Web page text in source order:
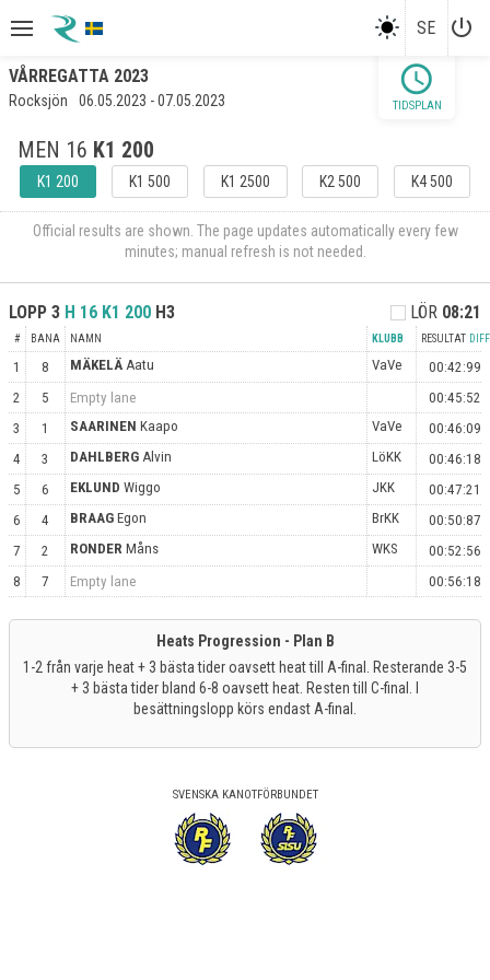
SE power_settings_new
VÅRREGATTA 2023
Rocksjön 06.05.2023 - 07.05.2023
MEN 16 K1 200
K1 200 K1 500 K1 2500 K2 500 K4 500
schedule
TIDSPLAN
Official results are shown. The page updates automatically every few
minutes; manual refresh is not needed.
LOPP 3 H 16 K1 200 H3 LÖR 08:21
# BANA NAMN KLUBB RESULTAT
1 8 MÄKELÄ Aatu VaVe
00:42:99
2
5 Empty lane
00:45:52
3
1 SAARINEN Kaapo VaVe
00:46:09
4
3 DAHLBERG Alvin LöKK
00:46:18
5
6 EKLUND Wiggo JKK
00:47:21
6
4 BRAAG Egon BrKK
00:50:87
7
2 RONDER Måns WKS
00:52:56
8
7 Empty lane 00:56:18
Heats Progression - Plan B
1-2 från varje heat + 3 bästa tider oavsett heat till A-final. Resterande 3-5
+ 3 bästa tider bland 6-8 oavsett heat. Resten till C-final. I
besättningslopp körs endast A-final.
SVENSKA KANOTFÖRBUNDET